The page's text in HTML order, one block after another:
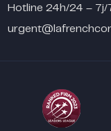
Hotline 24h/24 – 7j/